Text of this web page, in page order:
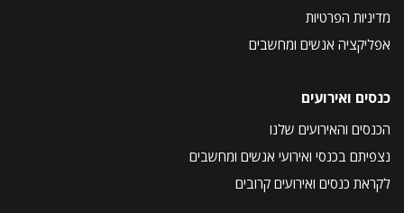
מדיניות הפרטיות
אפליקציה אנשים ומחשבים
כנסים ואירועים
הכנסים והאירועים שלנו
נצפיתם בכנסי ואירועי אנשים ומחשבים
לקראת כנסים ואירועים קרובים